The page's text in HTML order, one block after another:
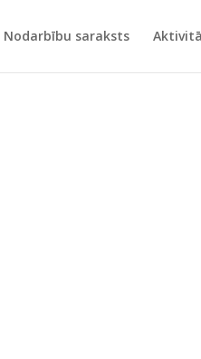
Nodarbību saraksts